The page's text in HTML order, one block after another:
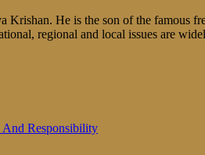
Krishan. He is the son of the famous
regional and local issues are
And Responsibility